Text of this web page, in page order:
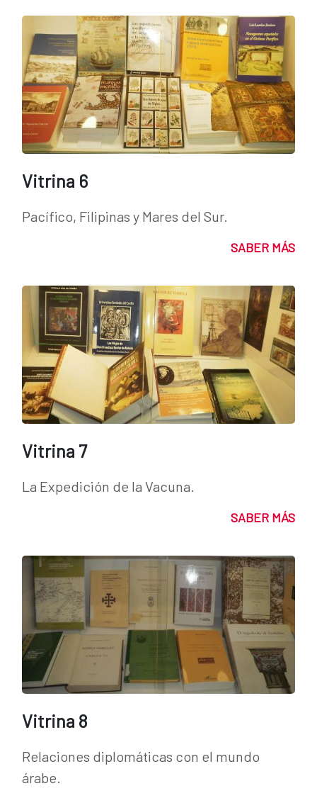
Vitrina 6
Pacífico, Filipinas y Mares del Sur.
SABER MÁS
Vitrina 7
La Expedición de la Vacuna.
SABER MÁS
Vitrina 8
Relaciones diplomáticas con el mundo
árabe.